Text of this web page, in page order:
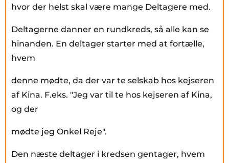
hvor der helst skal være mange Deltagere med.
Deltagerne danner en rundkreds, så alle kan se
hinanden. En deltager starter med at fortælle,
hvem
denne mødte, da der var te selskab hos kejseren
af Kina. F.eks. "Jeg var til te hos kejseren af Kina,
og der
mødte jeg Onkel Reje".
Den næste deltager i kredsen gentager, hvem